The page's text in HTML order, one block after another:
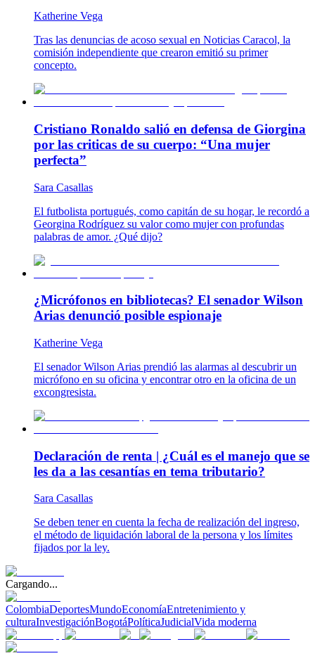
Katherine Vega
Tras las denuncias de acoso sexual en Noticias Caracol, la
comisión independiente que crearon emitió su primer
concepto.
Cristiano Ronaldo salió en defensa de Giorgina
por las criticas de su cuerpo: “Una mujer
perfecta”
Sara Casallas
El futbolista portugués, como capitán de su hogar, le recordó a
Georgina Rodríguez su valor como mujer con profundas
palabras de amor. ¿Qué dijo?
¿Micrófonos en bibliotecas? El senador Wilson
Arias denunció posible espionaje
Katherine Vega
El senador Wilson Arias prendió las alarmas al descubrir un
micrófono en su oficina y encontrar otro en la oficina de un
excongresista.
Declaración de renta | ¿Cuál es el manejo que se
les da a las cesantías en tema tributario?
Sara Casallas
Se deben tener en cuenta la fecha de realización del ingreso,
el método de liquidación laboral de la persona y los límites
fijados por la ley.
Cargando...
ColombiaDeportesMundoEconomíaEntretenimiento y
culturaInvestigaciónBogotáPolíticaJudicialVida moderna